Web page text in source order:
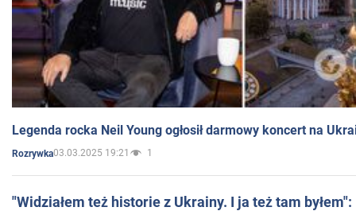
Legenda rocka Neil Young ogłosił darmowy koncert na
Rozrywka03.03.2025 19:21 1
"Widziałem też historie z Ukrainy. I ja też tam